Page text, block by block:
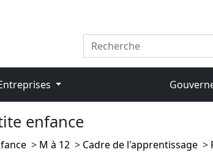
enfance
> M à 12 > Cadre de l'apprentissage >